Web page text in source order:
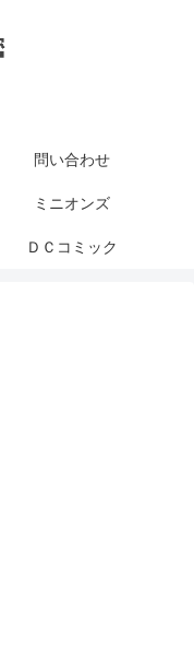
問い合わせ
ミニオンズ
ＤＣコミック